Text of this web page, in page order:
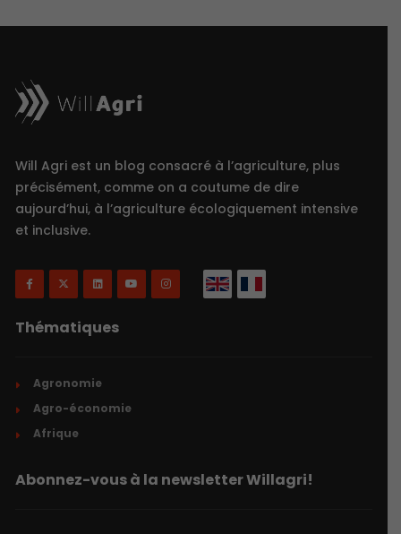
Will Agri est un blog consacré à l’agriculture, plus
précisément, comme on a coutume de dire
aujourd’hui, à l’agriculture écologiquement intensive
et inclusive.
Thématiques
Agronomie
Agro-économie
Afrique
Abonnez-vous à la newsletter Willagri!